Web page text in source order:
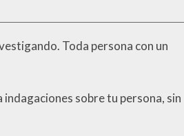
Toda persona con un
sobre tu persona, sin